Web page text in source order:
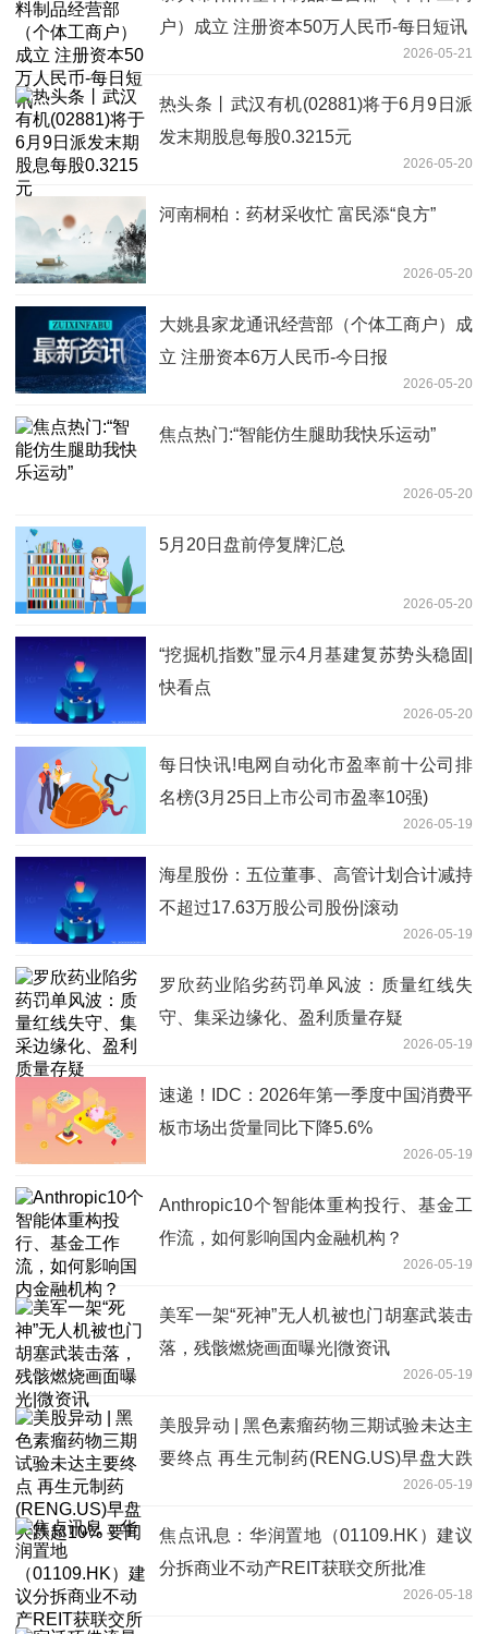
户）成立 注册资本50万人民币-每日短讯
2026-05-21
热头条丨武汉有机(02881)将于6月9日派
发末期股息每股0.3215元
2026-05-20
河南桐柏：药材采收忙 富民添“良方”
2026-05-20
大姚县家龙通讯经营部（个体工商户）成
立 注册资本6万人民币-今日报
2026-05-20
焦点热门:“智能仿生腿助我快乐运动”
2026-05-20
5月20日盘前停复牌汇总
2026-05-20
“挖掘机指数”显示4月基建复苏势头稳固|
快看点
2026-05-20
每日快讯!电网自动化市盈率前十公司排
名榜(3月25日上市公司市盈率10强)
2026-05-19
海星股份：五位董事、高管计划合计减持
不超过17.63万股公司股份|滚动
2026-05-19
罗欣药业陷劣药罚单风波：质量红线失
守、集采边缘化、盈利质量存疑
2026-05-19
速递！IDC：2026年第一季度中国消费平
板市场出货量同比下降5.6%
2026-05-19
Anthropic10个智能体重构投行、基金工
作流，如何影响国内金融机构？
2026-05-19
美军一架“死神”无人机被也门胡塞武装击
落，残骸燃烧画面曝光|微资讯
2026-05-19
美股异动 | 黑色素瘤药物三期试验未达主
要终点 再生元制药(RENG.US)早盘大跌
2026-05-19
焦点讯息：华润置地（01109.HK）建议
分拆商业不动产REIT获联交所批准
2026-05-18